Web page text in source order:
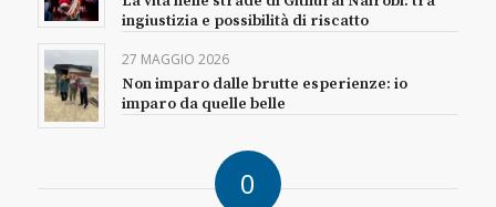
ingiustizia e possibilità di riscatto
27 MAGGIO 2026
Non imparo dalle brutte esperienze: io
imparo da quelle belle
0